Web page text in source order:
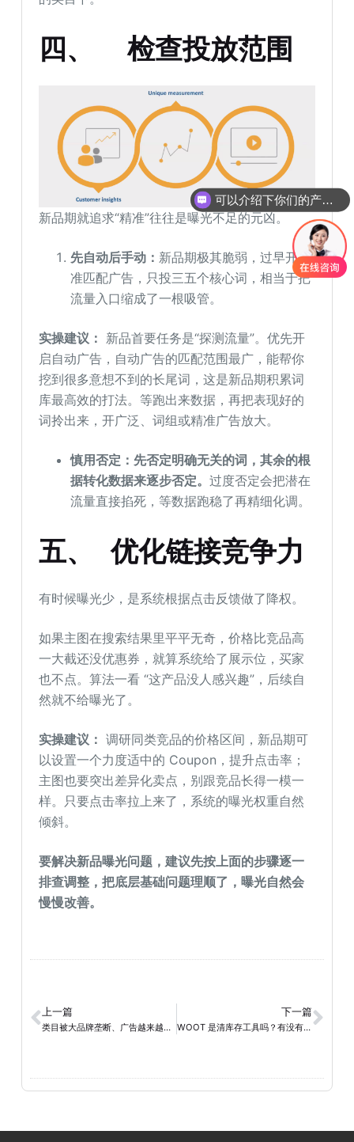
四、检查投放范围
新品期就追求“精准”往往是曝光不足的元凶。
先自动后手动： 新品期极其脆弱，过早开精
准匹配广告，只投三五个核心词，相当于把
流量入口缩成了一根吸管。
实操建议： 新品首要任务是“探测流量”。优先开
启自动广告，自动广告的匹配范围最广，能帮你
挖到很多意想不到的长尾词，这是新品期积累词
库最高效的打法。等跑出来数据，再把表现好的
词拎出来，开广泛、词组或精准广告放大。
慎用否定：先否定明确无关的词，其余的根
据转化数据来逐步否定。过度否定会把潜在
流量直接掐死，等数据跑稳了再精细化调。
五、 优化链接竞争力
有时候曝光少，是系统根据点击反馈做了降权。
如果主图在搜索结果里平平无奇，价格比竞品高
一大截还没优惠券，就算系统给了展示位，买家
也不点。算法一看 “这产品没人感兴趣”，后续自
然就不给曝光了。
实操建议： 调研同类竞品的价格区间，新品期可
以设置一个力度适中的 Coupon，提升点击率；
主图也要突出差异化卖点，别跟竞品长得一模一
样。只要点击率拉上来了，系统的曝光权重自然
倾斜。
要解决新品曝光问题，建议先按上面的步骤逐一
排查调整，把底层基础问题理顺了，曝光自然会
慢慢改善。
上一篇
类目被大品牌垄断、广告越来越贵，亚马逊老链接还有没有增长空间？
下一篇
WOOT 是清库存工具吗？有没有人能分析它在不同产品阶段的应用呢？
可以介绍下你们的产品么